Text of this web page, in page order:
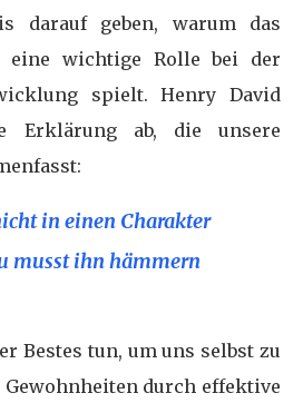
darauf geben, warum das
eine wichtige Rolle bei der
spielt. Henry David
Erklärung ab, die unsere
in einen Charakter
musst ihn hämmern
Bestes tun, um uns selbst zu
durch effektive